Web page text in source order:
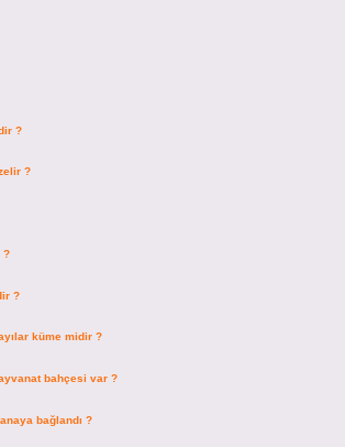
?
?
?
?
küme midir ?
bahçesi var ?
bağlandı ?